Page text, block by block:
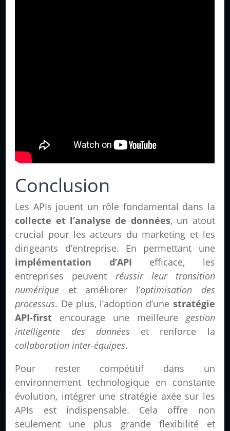
Conclusion
Les APIs jouent un rôle fondamental dans la
collecte et l’analyse de données, un atout
crucial pour les acteurs du marketing et les
dirigeants d’entreprise. En permettant une
implémentation d’API efficace, les
entreprises peuvent réussir leur transition
numérique et améliorer l’optimisation des
processus. De plus, l’adoption d’une stratégie
API-first encourage une meilleuregestion
intelligente des données et renforce la
collaboration inter-équipes.
Pour rester compétitif dans un
environnement technologique en constante
évolution, intégrer une stratégie axée sur les
APIs est indispensable. Cela offre non
seulement une plus grande flexibilité et